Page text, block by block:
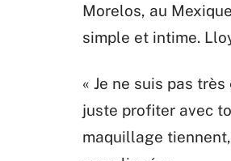
Morelos, au
simple et intime.
« Je ne suis pas
juste profiter avec
maquillage